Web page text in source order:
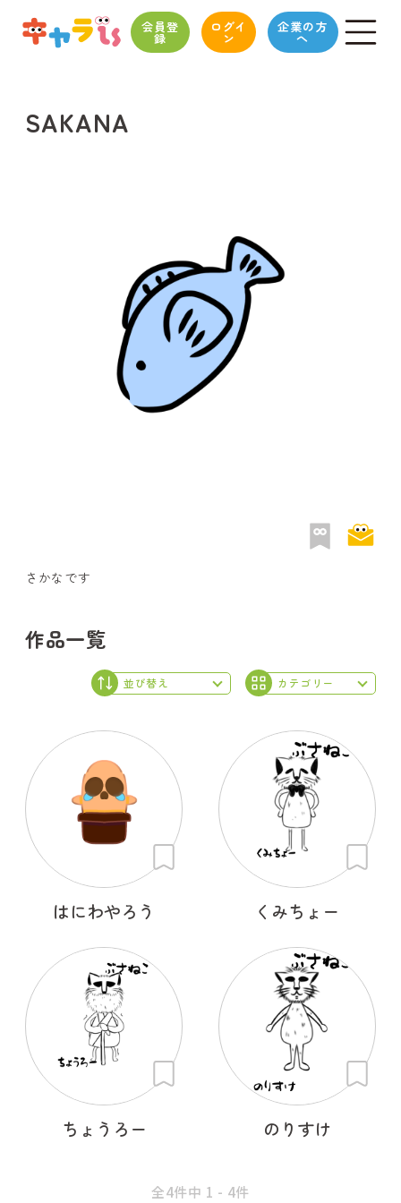
会員登
録
ログイ
ン
企業の方
へ
SAKANA
さかなです
作品一覧
はにわやろう くみちょー
ちょうろー のりすけ
全4件中 1 - 4件